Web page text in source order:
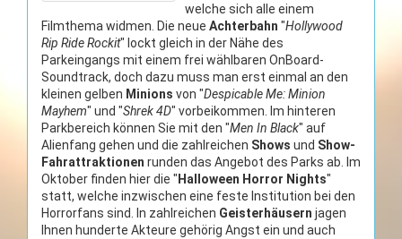
welche sich alle einem
Filmthema widmen. Die neue Achterbahn "Hollywood
Rip Ride Rockit" lockt gleich in der Nähe des
Parkeingangs mit einem frei wählbaren OnBoard-
Soundtrack, doch dazu muss man erst einmal an den
kleinen gelben Minions von "Despicable Me: Minion
Mayhem" und "Shrek 4D" vorbeikommen. Im hinteren
Parkbereich können Sie mit den "Men In Black" auf
Alienfang gehen und die zahlreichen Shows und Show-
Fahrattraktionen runden das Angebot des Parks ab. Im
Oktober finden hier die " Halloween Horror Nights"
statt, welche inzwischen eine feste Institution bei den
Horrorfans sind. In zahlreichen Geisterhäusern jagen
Ihnen hunderte Akteure gehörig Angst ein und auch